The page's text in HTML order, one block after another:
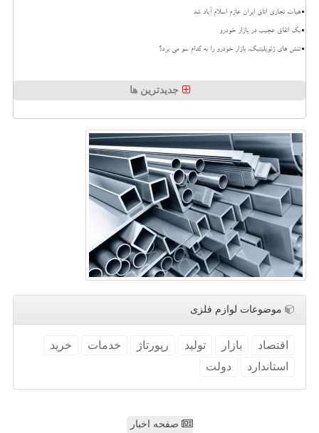
هیات تجاری اتاق ایران عازم اسلام آباد شد
بک اتفاق عجیب در بازار خودرو
تنش های ژئوپلیتیک، بازار خودرو را به کدام سو می برد؟
جدیدترین ها
موضوعات لوازم فلزی
اقتصاد بازار تولید رپورتاژ خدمات
خرید
استاندارد
دولت
صفحه اخبار